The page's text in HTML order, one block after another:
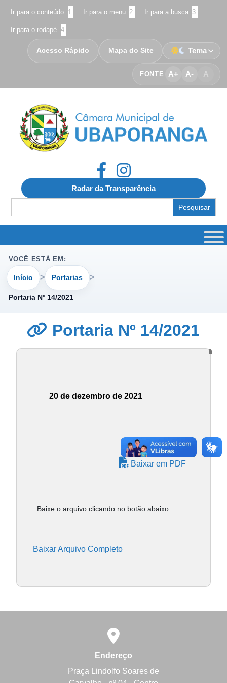
Ir para o conteúdo 1 Ir para o menu 2 Ir para a busca 3
Ir para o rodapé 4
FONTE A+ A- A
Acesso Rápido Mapa do Site Tema
Radar da Transparência
for:
VOCÊ ESTÁ EM:
Início Portarias
Portaria Nº 14/2021
Portaria Nº 14/2021
20 de dezembro de 2021
Baixar em PDF
Baixe o arquivo clicando no botão abaixo:
Baixar Arquivo Completo
Endereço
Praça Lindolfo Soares de